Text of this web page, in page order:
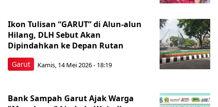
Garut
Ikon Tulisan “GARUT” di Alun-alun
Hilang, DLH Sebut Akan
Dipindahkan ke Depan Rutan
Kamis, 14 Mei 2026 - 18:19
Bank Sampah Garut Ajak Warga